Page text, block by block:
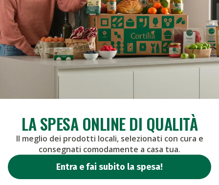
LA SPESA ONLINEDI QUALITÀ
Il meglio dei prodotti locali, selezionati con cura e
consegnati comodamente a casa tua.
Entra e fai subito la spesa!